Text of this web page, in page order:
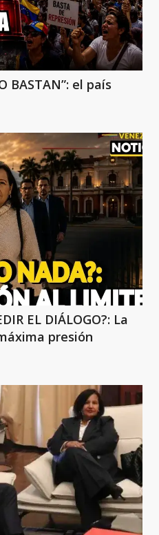
BASTAN”: el país
EL DIÁLOGO?: La
presión